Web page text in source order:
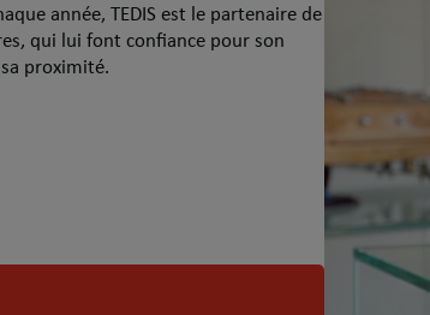
année, TEDIS est le partenaire de
qui lui font confiance pour son
proximité.